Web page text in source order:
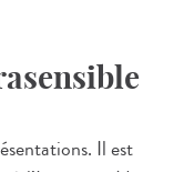
Il est